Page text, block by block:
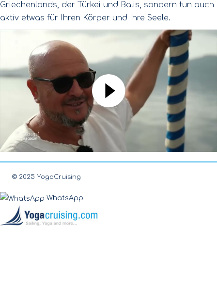
Griechenlands, der Türkei und Balis, sondern tun auch
aktiv etwas für Ihren Körper und Ihre Seele.
© 2025 YogaCruising
WhatsApp